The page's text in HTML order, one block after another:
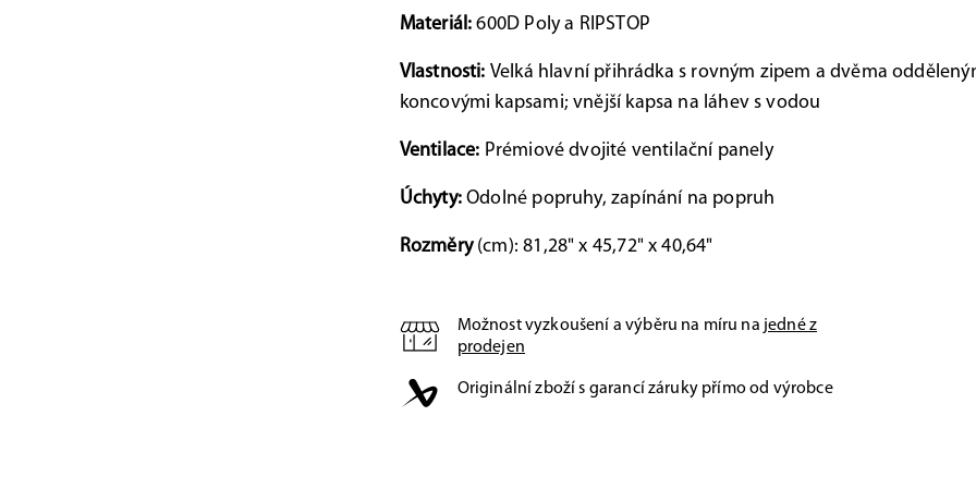
Materiál:600D Poly a RIPSTOP
Vlastnosti: Velká hlavní přihrádka s rovným zipem a dvěma
koncovými kapsami; vnější kapsa na láhev s vodou
Ventilace: Prémiové dvojité ventilační panely
Úchyty:Odolné popruhy, zapínání na popruh
Rozměry (cm): 81,28" x 45,72" x 40,64"
Možnost vyzkoušení a výběru na míru na jedné z
prodejen
Originální zboží s garancí záruky přímo od výrobce